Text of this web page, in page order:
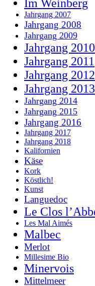
Im Weinberg
Jahrgang 2007
Jahrgang 2008
Jahrgang 2009
Jahrgang 2010
Jahrgang 2011
Jahrgang 2012
Jahrgang 2013
Jahrgang 2014
Jahrgang 2015
Jahrgang 2016
Jahrgang 2017
Jahrgang 2018
Kalifornien
Käse
Kork
Köstlich!
Kunst
Languedoc
Le Clos
Les Mal Aimés
Malbec
Merlot
Millesime Bio
Minervois
Mittelmeer